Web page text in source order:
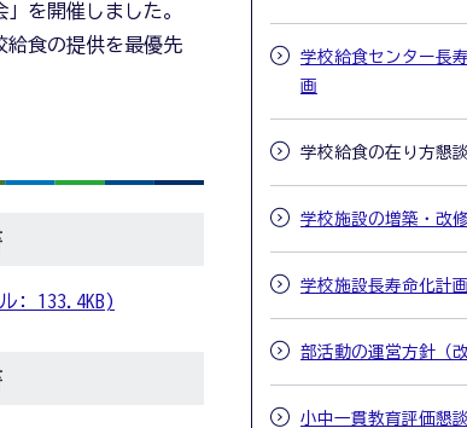
を開催しました。
給食の提供を最優先
: 133.4KB)
学校給食センター長
画
学校給食の在り方懇
学校施設の増築・改
学校施設長寿命化計画
部活動の運営方針（改
小中一貫教育評価懇